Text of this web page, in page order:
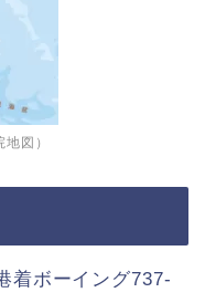
図）
着ボーイング737-